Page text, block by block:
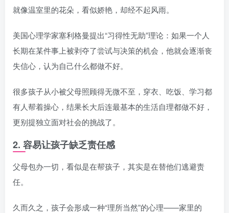
就像温室里的花朵，看似娇艳，却经不起风雨。
美国心理学家塞利格曼提出“习得性无助”理论：如果一个人
长期在某件事上被剥夺了尝试与决策的机会，他就会逐渐丧
失信心，认为自己什么都做不好。
很多孩子从小被父母照顾得无微不至，穿衣、吃饭、学习都
有人帮着操心，结果长大后连最基本的生活自理都做不好，
更别提独立面对社会的挑战了。
2. 容易让孩子缺乏责任感
父母包办一切，看似是在帮孩子，其实是在替他们逃避责
任。
久而久之，孩子会形成一种“理所当然”的心理——家里的